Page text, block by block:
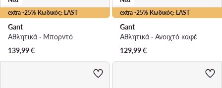
extra -25% Κωδικός: LAST
Gant
Αθλητικά · Μπορντό
139,99€
extra -25% Κωδικός: LAST
Gant
Αθλητικά · Ανοιχτό καφέ
129,99€